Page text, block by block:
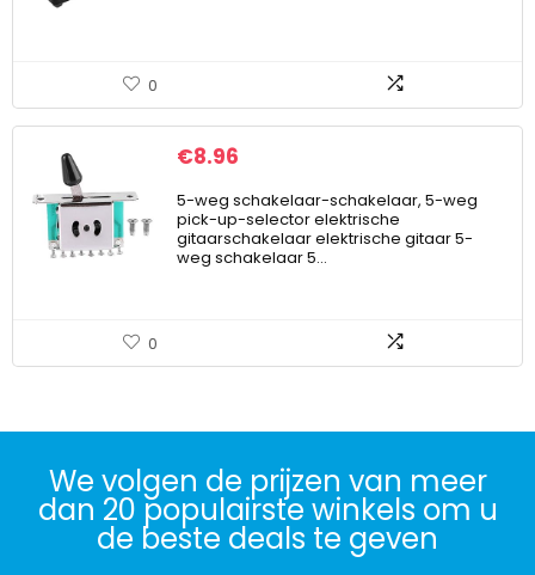
0
€8.96
5-weg schakelaar-schakelaar, 5-weg
pick-up-selector elektrische
gitaarschakelaar elektrische gitaar 5-
weg schakelaar 5…
0
We volgen de prijzen van meer
dan 20 populairste winkels om u
de beste deals te geven